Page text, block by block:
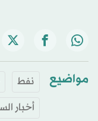
مواضيع نفط
أخبار